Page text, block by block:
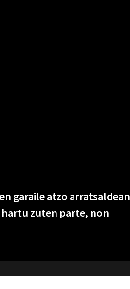
garaile atzo arratsaldean
zuten parte, non